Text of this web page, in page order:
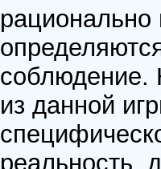
рационально
соблюдение.
из данной
реальность,